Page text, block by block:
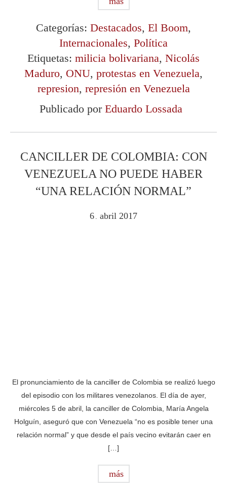
Categorías: Destacados, El Boom,
Internacionales, Política
Etiquetas: milicia bolivariana, Nicolás
Maduro, ONU, protestas en Venezuela,
represion, represión en Venezuela
Publicado por Eduardo Lossada
CANCILLER DE COLOMBIA: CON
VENEZUELA NO PUEDE HABER
“UNA RELACIÓN NORMAL”
6 abril 2017
El pronunciamiento de la canciller de Colombia se realizó luego
del episodio con los militares venezolanos. El día de ayer,
miércoles 5 de abril, la canciller de Colombia, María Angela
Holguín, aseguró que con Venezuela “no es posible tener una
relación normal” y que desde el país vecino evitarán caer en
[…]
más